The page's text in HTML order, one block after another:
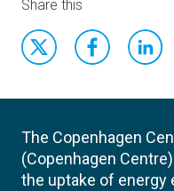
Share this
The Copenhagen
(Copenhagen
the uptake of energy